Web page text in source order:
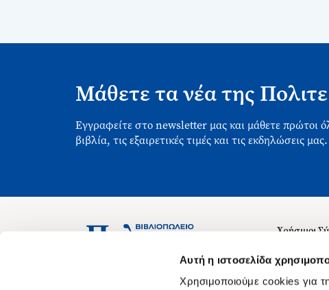
Αυτή η ιστοσελίδα
Χρησιμοποιούμε cookies για
Μάθετε τα νέα της
Εγγραφείτε στο newsletter μας και μάθετε πρώτοι
βιβλία, τις εξαιρετικές τιμές και τις εκδηλώσεις μας.
Ασκληπιού 1-3, Αθήνα 106 79
Χρήσιμοι
Σχετικά με
Θέσεις